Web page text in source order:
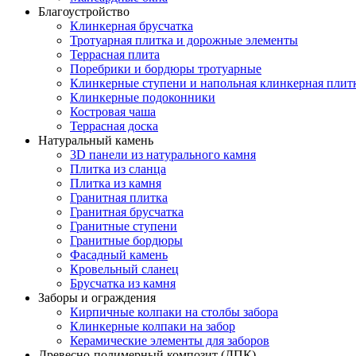
Благоустройство
Клинкерная брусчатка
Тротуарная плитка и дорожные элементы
Террасная плита
Поребрики и бордюры тротуарные
Клинкерные ступени и напольная клинкерная
Клинкерные подоконники
Костровая чаша
Террасная доска
Натуральный камень
3D панели из натурального камня
Плитка из сланца
Плитка из камня
Гранитная плитка
Гранитная брусчатка
Гранитные ступени
Гранитные бордюры
Фасадный камень
Кровельный сланец
Брусчатка из камня
Заборы и ограждения
Кирпичные колпаки на столбы забора
Клинкерные колпаки на забор
Керамические элементы для заборов